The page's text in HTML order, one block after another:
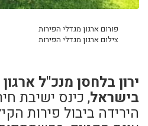
פורום ארגון מגדלי הפירות
צילום ארגון מגדלי הפירות
ירון בלחסן מנכ"ל
בישראל, כינס ישיבת
הירידה ביבול פירות